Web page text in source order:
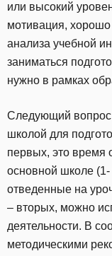
или высокий
мотивация,
анализа учебной
заниматься
нужно в рамках
Следующий вопрос
школой для
первых, это время
основной школе
отведенные на
– вторых, можно
деятельности. В
методическими